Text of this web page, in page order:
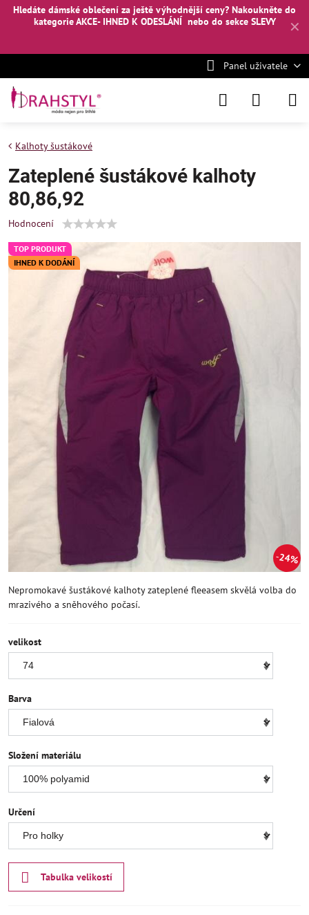
✕
Hledáte dámské oblečení za ještě výhodnější ceny? Nakoukněte do
kategorie AKCE- IHNED K ODESLÁNÍ nebo do sekce SLEVY
Panel uživatele
TOP PRODUKT
IHNED K DODÁNÍ
24%
Kalhoty šustákové
Zateplené šustákové kalhoty
80,86,92
Hodnocení
Nepromokavé šustákové kalhoty zateplené fleeasem skvělá volba do
mrazivého a sněhového počasí.
velikost
Barva
Složení materiálu
Určení
Tabulka velikostí